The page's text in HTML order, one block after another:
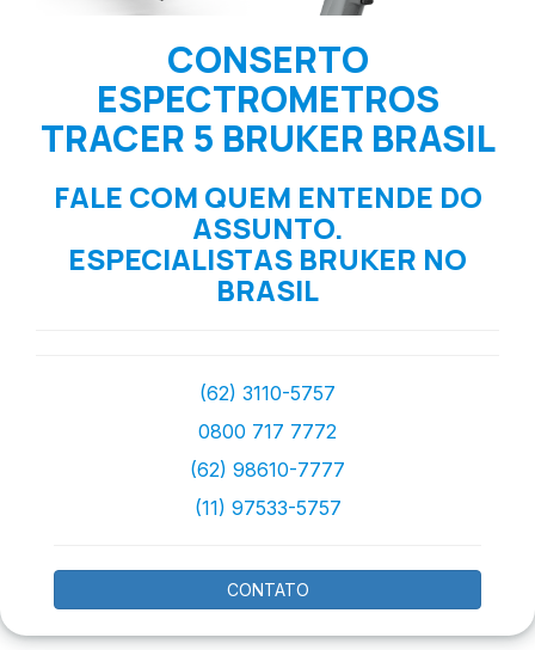
CONSERTO
ESPECTROMETROS
TRACER 5 BRUKER BRASIL
FALE COM QUEM ENTENDE DO
ASSUNTO.
ESPECIALISTAS BRUKER NO
BRASIL
(62) 3110-5757
0800 717 7772
(62) 98610-7777
(11) 97533-5757
CONTATO